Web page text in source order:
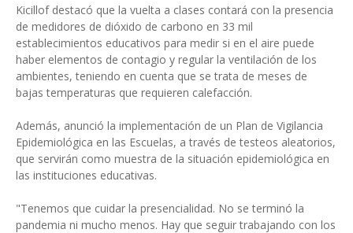
Kicillof destacó que la vuelta a clases contará con la presencia
de medidores de dióxido de carbono en 33 mil
establecimientos educativos para medir si en el aire puede
haber elementos de contagio y regular la ventilación de los
ambientes, teniendo en cuenta que se trata de meses de
bajas temperaturas que requieren calefacción.
Además, anunció la implementación de un Plan de Vigilancia
Epidemiológica en las Escuelas, a través de testeos aleatorios,
que servirán como muestra de la situación epidemiológica en
las instituciones educativas.
"Tenemos que cuidar la presencialidad. No se terminó la
pandemia ni mucho menos. Hay que seguir trabajando con los